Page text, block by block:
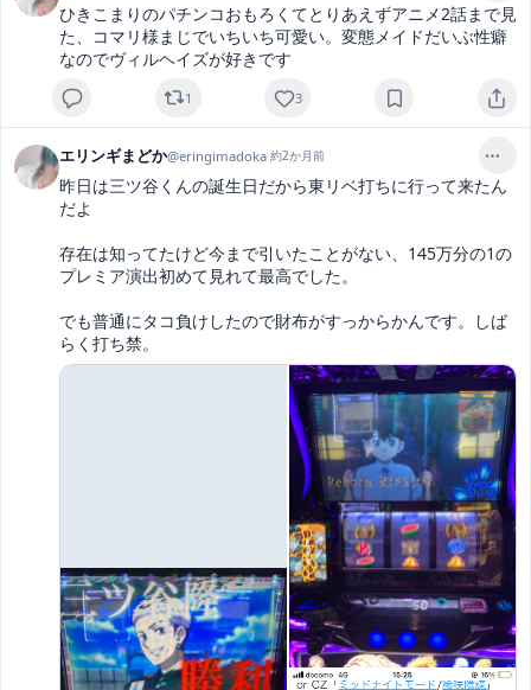
ひきこまりのパチンコおもろくてとりあえずアニメ2話まで見
た、コマリ様まじでいちいち可愛い。変態メイドだいぶ性癖
なのでヴィルヘイズが好きです
1 3
エリンギまどか@eringimadoka·約2か月前
昨日は三ツ谷くんの誕生日だから東リベ打ちに行って来たん
だよ
存在は知ってたけど今まで引いたことがない、145万分の1の
プレミア演出初めて見れて最高でした。
でも普通にタコ負けしたので財布がすっからかんです。しば
らく打ち禁。